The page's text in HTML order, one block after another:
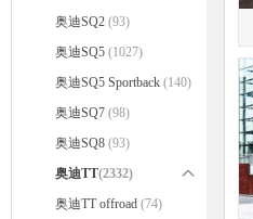
奥迪SQ2 (93)
奥迪SQ5 (1027)
奥迪SQ5 Sportback (140)
奥迪SQ7 (98)
奥迪SQ8 (93)
奥迪TT(2332)
奥迪TT Coupe(1722)
奥迪TT offroad (74)